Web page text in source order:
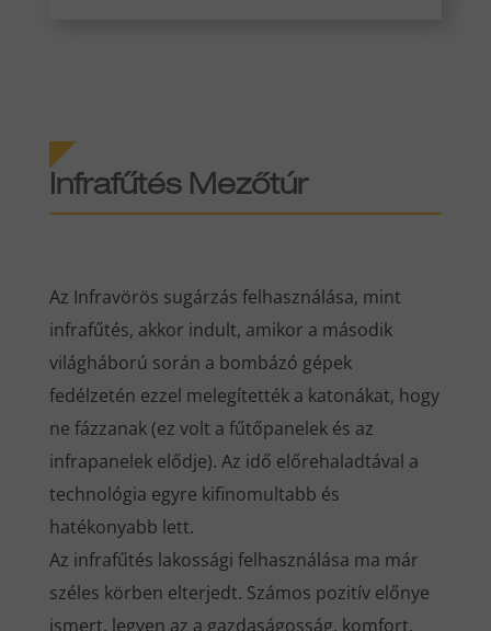
Infrafűtés Mezőtúr
Az Infravörös sugárzás felhasználása, mint
infrafűtés, akkor indult, amikor a második
világháború során a bombázó gépek
fedélzetén ezzel melegítették a katonákat, hogy
ne fázzanak (ez volt a fűtőpanelek és az
infrapanelek elődje). Az idő előrehaladtával a
technológia egyre kifinomultabb és
hatékonyabb lett.
Az infrafűtés lakossági felhasználása ma már
széles körben elterjedt. Számos pozitív előnye
ismert, legyen az a gazdaságosság, komfort,